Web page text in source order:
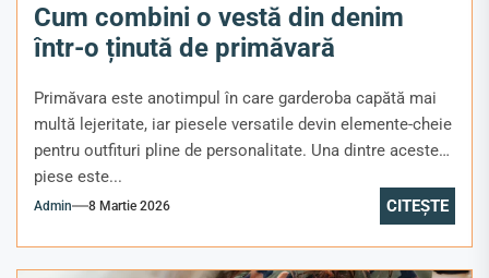
Cum combini o vestă din denim
într-o ținută de primăvară
Primăvara este anotimpul în care garderoba capătă mai
multă lejeritate, iar piesele versatile devin elemente-cheie
pentru outfituri pline de personalitate. Una dintre aceste
piese este...
Admin 8 Martie 2026 CITEȘTE